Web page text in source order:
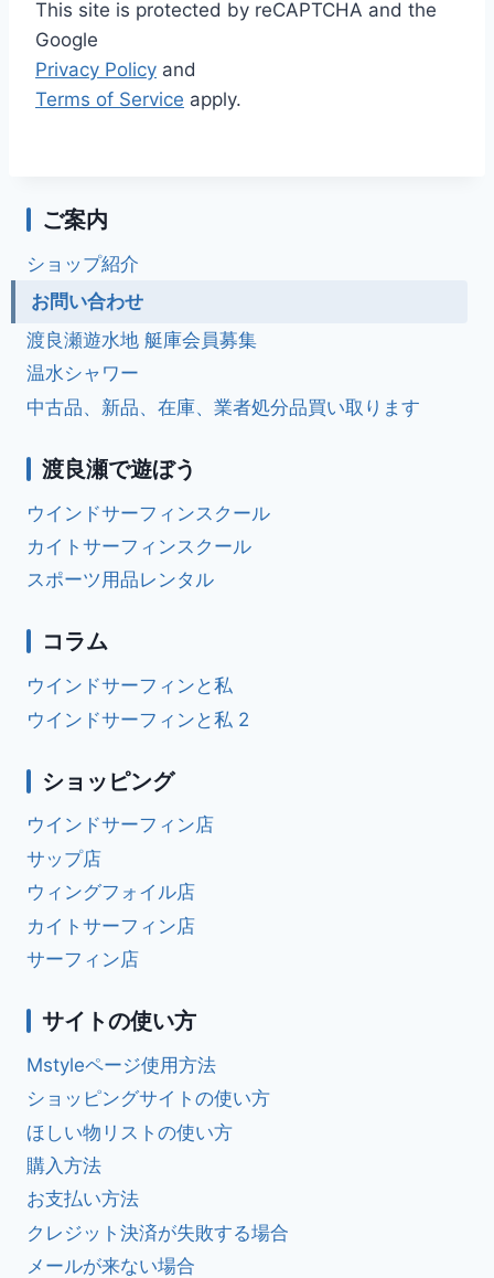
This site is protected by reCAPTCHA and the
Google
Privacy Policy and
Terms of Service apply.
ご案内
ショップ紹介
お問い合わせ
渡良瀬遊水地 艇庫会員募集
温水シャワー
中古品、新品、在庫、業者処分品買い取ります
渡良瀬で遊ぼう
ウインドサーフィンスクール
カイトサーフィンスクール
スポーツ用品レンタル
コラム
ウインドサーフィンと私
ウインドサーフィンと私 2
ショッピング
ウインドサーフィン店
サップ店
ウィングフォイル店
カイトサーフィン店
サーフィン店
サイトの使い方
Mstyleページ使用方法
ショッピングサイトの使い方
ほしい物リストの使い方
購入方法
お支払い方法
クレジット決済が失敗する場合
メールが来ない場合